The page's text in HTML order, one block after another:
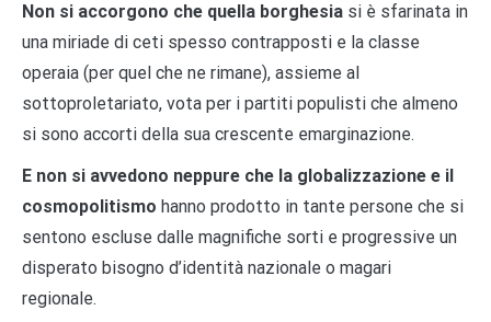
Non si accorgono che quella borghesia si è sfarinata in
una miriade di ceti spesso contrapposti e la classe
operaia (per quel che ne rimane), assieme al
sottoproletariato, vota per i partiti populisti che almeno
si sono accorti della sua crescente emarginazione.
E non si avvedono neppure che la globalizzazione e il
cosmopolitismo hanno prodotto in tante persone che si
sentono escluse dalle magnifiche sorti e progressive un
disperato bisogno d’identità nazionale o magari
regionale.